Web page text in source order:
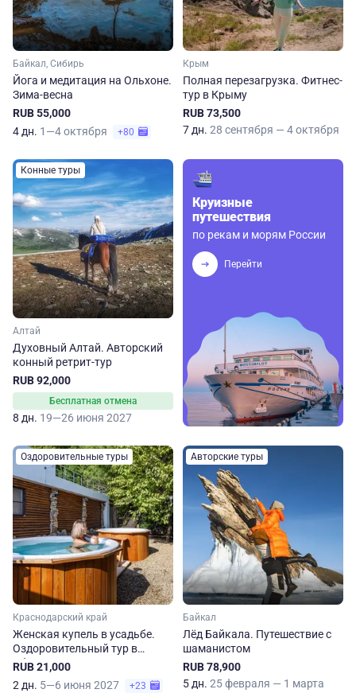
Байкал, Сибирь
Йога и медитация на Ольхоне.
Зима-весна
RUB 55,000
4 дн. 1—4 октября +80
Крым
Полная перезагрузка. Фитнес-
тур в Крыму
RUB 73,500
7 дн. 28 сентября — 4 октября
Конные туры
Алтай
Духовный Алтай. Авторский
конный ретрит-тур
RUB 92,000
Бесплатная отмена
8 дн. 19—26 июня 2027
Круизные
путешествия
по рекам и морям России
Перейти
Оздоровительные туры
Краснодарский край
Женская купель в усадьбе.
Оздоровительный тур в
Абрау-Дюрсо
RUB 21,000
2 дн. 5—6 июня 2027 +23
Авторские туры
Байкал
Лёд Байкала. Путешествие с
шаманистом
RUB 78,900
5 дн. 25 февраля — 1 марта